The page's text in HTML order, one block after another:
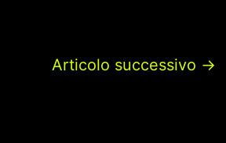
Articolo successivo →